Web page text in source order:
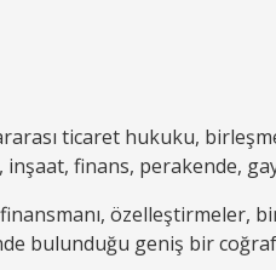
ticaret hukuku,
inşaat, finans, perakende,
özelleştirmeler,
bulunduğu geniş bir